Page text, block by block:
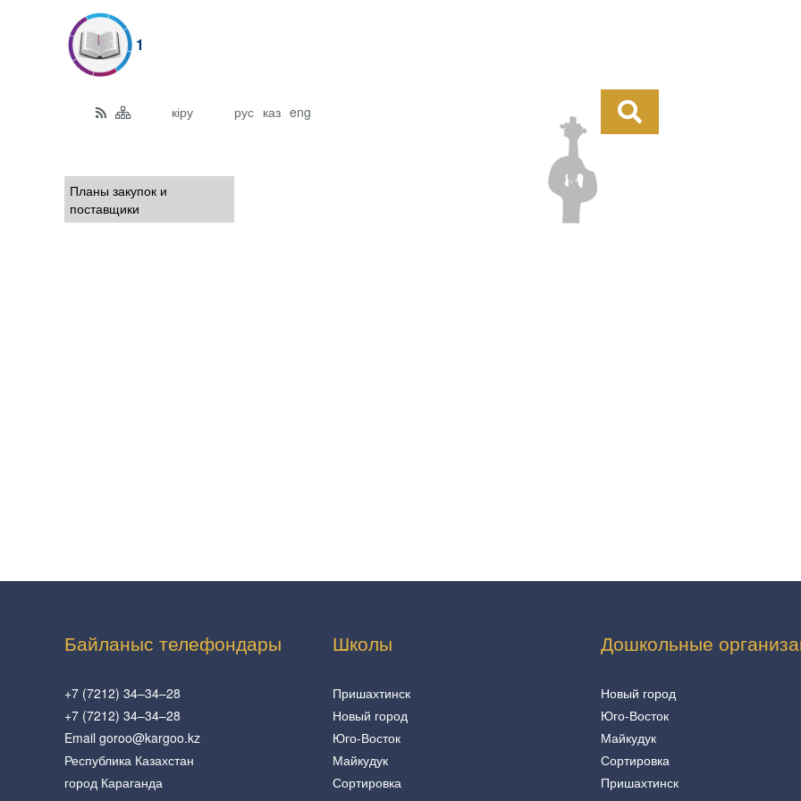
1
кіру рус каз eng
Планы закупок и
поставщики
Байланыс телефондары
+7 (7212) 34–34–28
+7 (7212) 34–34–28
Email goroo@kargoo.kz
Республика Казахстан
город Караганда
Школы
Пришахтинск
Новый город
Юго-Восток
Майкудук
Сортировка
Дошкольные
Новый город
Юго-Восток
Майкудук
Сортировка
Пришахтинск